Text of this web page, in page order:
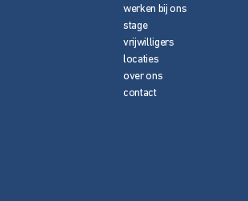
werken bij ons
stage
vrijwilligers
locaties
over ons
contact